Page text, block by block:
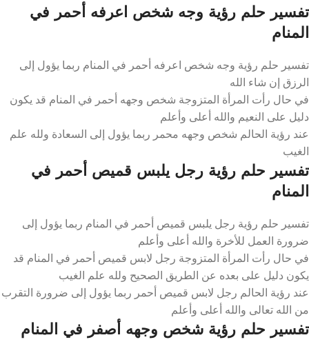
تفسير حلم رؤية وجه شخص اعرفه أحمر في
المنام
تفسير حلم رؤية وجه شخص اعرفه أحمر في المنام ربما يؤول إلى
الرزق إن شاء الله
في حال رأت المرأة المتزوجة شخص وجهه أحمر في المنام قد يكون
دليل على النعيم والله أعلى وأعلم
عند رؤية الحالم شخص وجهه محمر ربما يؤول إلى السعادة ولله علم
الغيب
تفسير حلم رؤية رجل يلبس قميص أحمر في
المنام
تفسير حلم رؤية رجل يلبس قميص أحمر في المنام ربما يؤول إلى
ضرورة العمل للأخرة والله أعلى وأعلم
في حال رأت المرأة المتزوجة رجل لابس قميص أحمر في المنام قد
يكون دليل على بعده عن الطريق الصحيح ولله علم الغيب
عند رؤية الحالم رجل لابس قميص أحمر ربما يؤول إلى ضرورة التقرب
من الله تعالى والله أعلى وأعلم
تفسير حلم رؤية شخص وجهه أصفر في المنام